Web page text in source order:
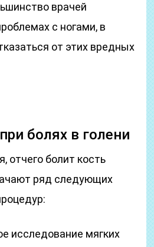
врачей
с ногами, в
от этих вредных
болях в голени
отчего болит кость
ряд следующих
исследование мягких